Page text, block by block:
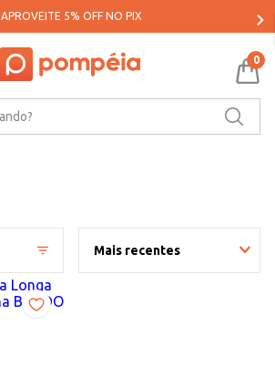
APROVEITE 5% OFF NO PIX
0
Mais recentes